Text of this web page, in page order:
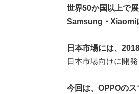
世界50か国以上で
Samsung・Xiaomi
日本市場には、
日本市場向けに開
今回は、OPPOの